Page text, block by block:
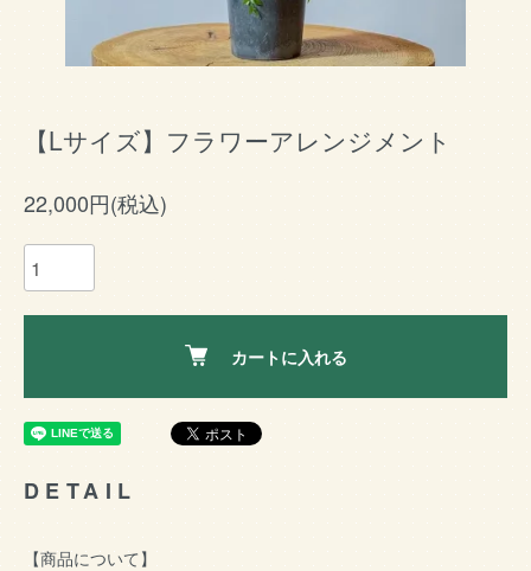
【Lサイズ】フラワーアレンジメント
22,000円(税込)
カートに入れる
DETAIL
【商品について】